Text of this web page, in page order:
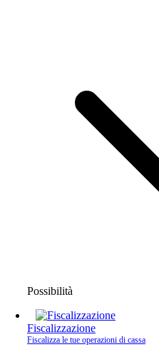
Possibilità
Fiscalizzazione
Fiscalizza le tue operazioni di cassa